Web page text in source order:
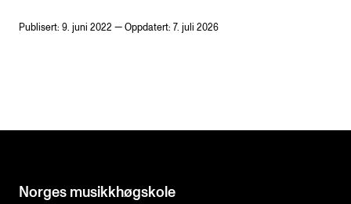
Publisert: 9. juni 2022 — Oppdatert: 7. juli 2026
Norges musikk­høgskole